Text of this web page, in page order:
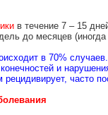
в течение 7 – 15
до месяцев
в 70% случаев.
и
часто